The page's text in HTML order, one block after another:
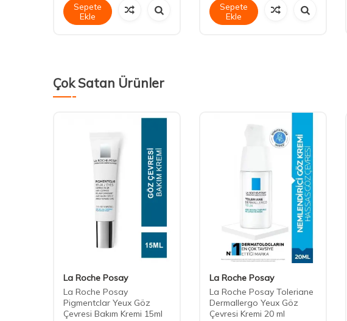
Sepete
Ekle
Sepete
Ekle
Çok Satan Ürünler
La Roche Posay
La Roche Posay
Pigmentclar Yeux Göz
Çevresi Bakım Kremi 15ml
La Roche Posay
La Roche Posay Toleriane
Dermallergo Yeux Göz
Çevresi Kremi 20 ml